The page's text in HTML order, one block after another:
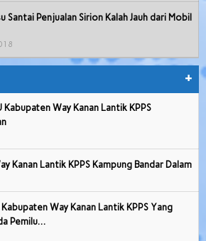
Santai Penjualan Sirion Kalah Jauh dari Mobil
+
Kabupaten Way Kanan Lantik KPPS
Kanan Lantik KPPS Kampung Bandar Dalam
Way Kanan Lantik KPPS Yang
Pemilu…